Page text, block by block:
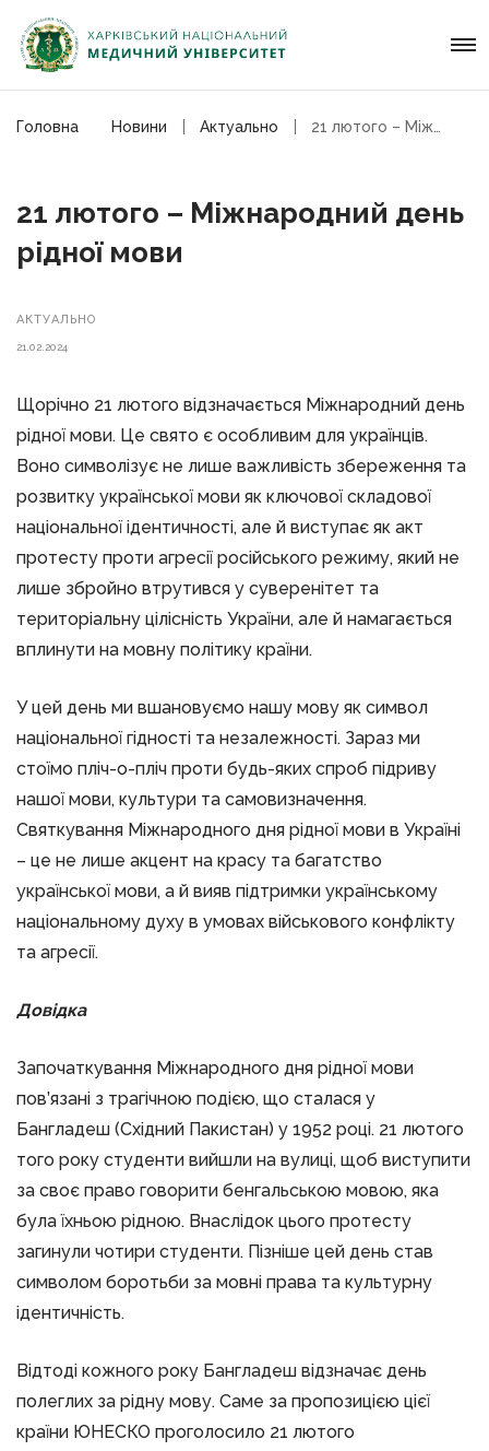
Головна Новини Актуально
21 лютого – Міжнародний день
рідної мови
АКТУАЛЬНО
21.02.2024
Щорічно 21 лютого відзначається Міжнародний день
рідної мови. Це свято є особливим для українців.
Воно символізує не лише важливість збереження та
розвитку української мови як ключової складової
національної ідентичності, але й виступає як акт
протесту проти агресії російського режиму, який не
лише збройно втрутився у суверенітет та
територіальну цілісність України, але й намагається
вплинути на мовну політику країни.
У цей день ми вшановуємо нашу мову як символ
національної гідності та незалежності. Зараз ми
стоїмо пліч-о-пліч проти будь-яких спроб підриву
нашої мови, культури та самовизначення.
Святкування Міжнародного дня рідної мови в Україні
– це не лише акцент на красу та багатство
української мови, а й вияв підтримки українському
національному духу в умовах військового конфлікту
та агресії.
Довідка
Започаткування Міжнародного дня рідної мови
пов’язані з трагічною подією, що сталася у
Бангладеш (Східний Пакистан) у 1952 році. 21 лютого
того року студенти вийшли на вулиці, щоб виступити
за своє право говорити бенгальською мовою, яка
була їхньою рідною. Внаслідок цього протесту
загинули чотири студенти. Пізніше цей день став
символом боротьби за мовні права та культурну
ідентичність.
Відтоді кожного року Бангладеш відзначає день
полеглих за рідну мову. Саме за пропозицією цієї
країни ЮНЕСКО проголосило 21 лютого